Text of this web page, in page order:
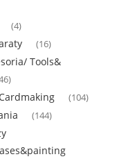
(4)
(16)
Tools&
(104)
(144)